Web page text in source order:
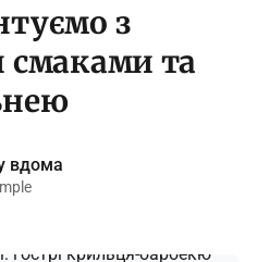
з
смаками та
вдома